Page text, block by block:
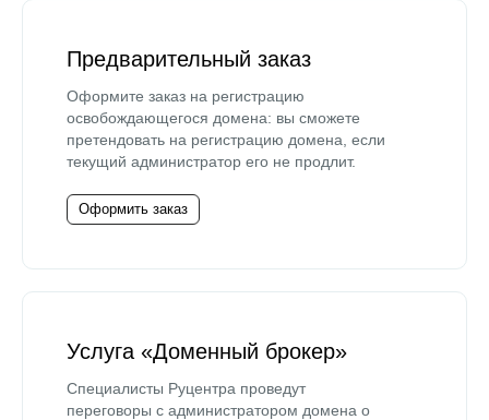
Предварительный заказ
Оформите заказ на регистрацию
освобождающегося домена: вы сможете
претендовать на регистрацию домена, если
текущий администратор его не продлит.
Оформить заказ
Услуга «Доменный брокер»
Специалисты Руцентра проведут
переговоры с администратором домена о